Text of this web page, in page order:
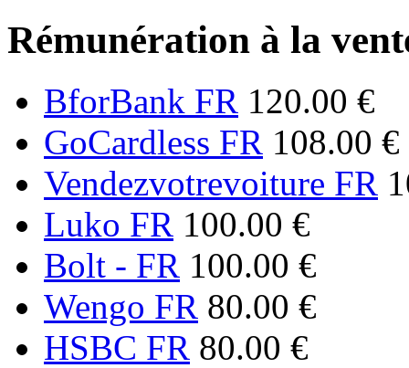
Rémunération à la
BforBank FR 120.00 €
GoCardless FR 108.00 €
Vendezvotrevoiture FR
Luko FR 100.00 €
Bolt - FR 100.00 €
Wengo FR 80.00 €
HSBC FR 80.00 €